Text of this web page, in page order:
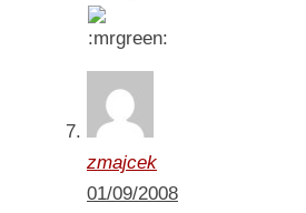
zmajcek
01/09/2008